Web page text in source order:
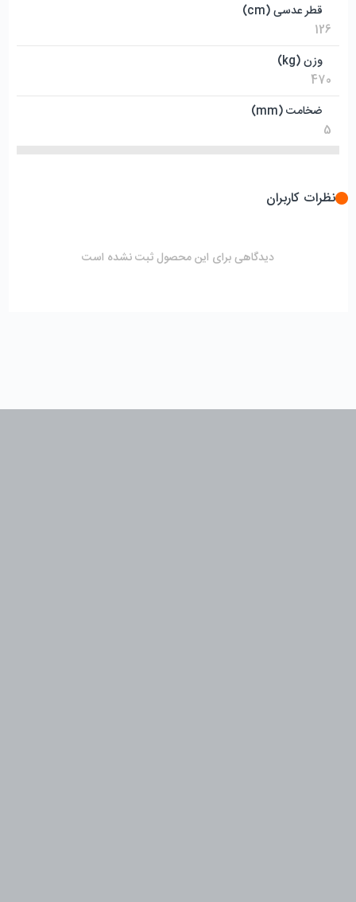
قطر عدسی (cm)
126
وزن (kg)
470
ضخامت (mm)
5
نظرات کاربران
دیدگاهی برای این محصول ثبت نشده است